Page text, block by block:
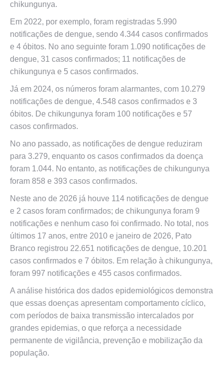
chikungunya.
Em 2022, por exemplo, foram registradas 5.990
notificações de dengue, sendo 4.344 casos confirmados
e 4 óbitos. No ano seguinte foram 1.090 notificações de
dengue, 31 casos confirmados; 11 notificações de
chikungunya e 5 casos confirmados.
Já em 2024, os números foram alarmantes, com 10.279
notificações de dengue, 4.548 casos confirmados e 3
óbitos. De chikungunya foram 100 notificações e 57
casos confirmados.
No ano passado, as notificações de dengue reduziram
para 3.279, enquanto os casos confirmados da doença
foram 1.044. No entanto, as notificações de chikungunya
foram 858 e 393 casos confirmados.
Neste ano de 2026 já houve 114 notificações de dengue
e 2 casos foram confirmados; de chikungunya foram 9
notificações e nenhum caso foi confirmado. No total, nos
últimos 17 anos, entre 2010 e janeiro de 2026, Pato
Branco registrou 22.651 notificações de dengue, 10.201
casos confirmados e 7 óbitos. Em relação à chikungunya,
foram 997 notificações e 455 casos confirmados.
A análise histórica dos dados epidemiológicos demonstra
que essas doenças apresentam comportamento cíclico,
com períodos de baixa transmissão intercalados por
grandes epidemias, o que reforça a necessidade
permanente de vigilância, prevenção e mobilização da
população.